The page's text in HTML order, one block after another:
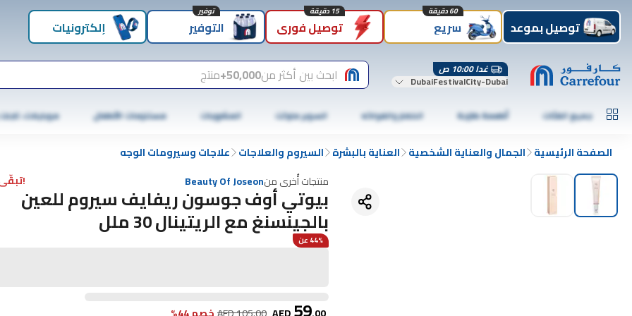
توصيل بموعد سريع
60 دقيقة
توصيل فوري
15 دقيقة
التوفير
توفير
إلكترونيات
غدا 10:00 ص
DubaiFestivalCity-Dubai ابحث بين أكثر من50,000+ منتج
جميع الفئات أطعمة طازجة الخضار والفواكه السوبر ماركت المشروبات مستلزمات الأطفال موبايلات،
الصفحة الرئيسية الجمال والعناية الشخصية العناية بالبشرة السيروم والعلاجات علاجات وسيرومات الوجه
منتجات أُخرى منBeauty Of Joseon !تبقّى 7
بيوتي أوف جوسون ريفايف سيروم للعين
بالجينسنغ مع الريتينال 30 ملل
44% عن